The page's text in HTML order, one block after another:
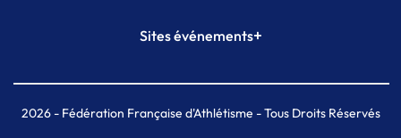
Plateforme Formation
Sites événements+
Meeting de Paris indoor
MAIF Ekiden de Paris
2026- Fédération Française d'Athlétisme - Tous Droits Réservés